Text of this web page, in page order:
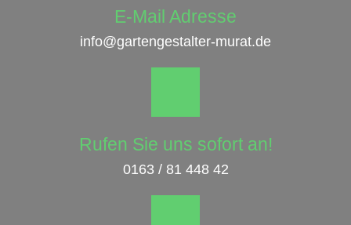
E-Mail Adresse
info@gartengestalter-murat.de
Rufen Sie uns sofort an!
0163 / 81 448 42